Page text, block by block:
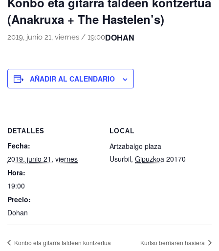
(Anakruxa + The Hastelen’s)
2019, junio 21, viernes / 19:00DOHAN
AÑADIR AL CALENDARIO
DETALLES
Fecha:
2019, junio 21, viernes
Hora:
19:00
Precio:
Dohan
LOCAL
Artzabalgo plaza
Usurbil, Gipuzkoa 20170
Konbo eta gitarra taldeen kontzertua Kurtso berriaren hasiera